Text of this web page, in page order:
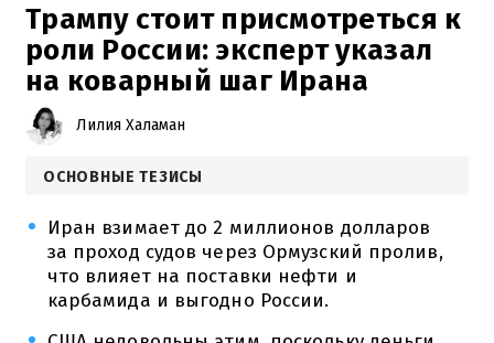
Трампу стоит присмотреться к
роли России: эксперт указал
на коварный шаг Ирана
Лилия Халаман
ОСНОВНЫЕ ТЕЗИСЫ
Иран взимает до 2 миллионов долларов
за проход судов через Ормузский пролив,
что влияет на поставки нефти и
карбамида и выгодно России.